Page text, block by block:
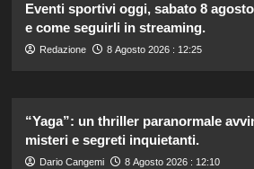
Eventi sportivi oggi, sabato 8
e come seguirli in streaming.
Redazione 8 Agosto 2026 : 12:25
“Yaga”: un thriller paranormale
misteri e segreti inquietanti.
Dario Cangemi 8 Agosto 2026 : 12:10